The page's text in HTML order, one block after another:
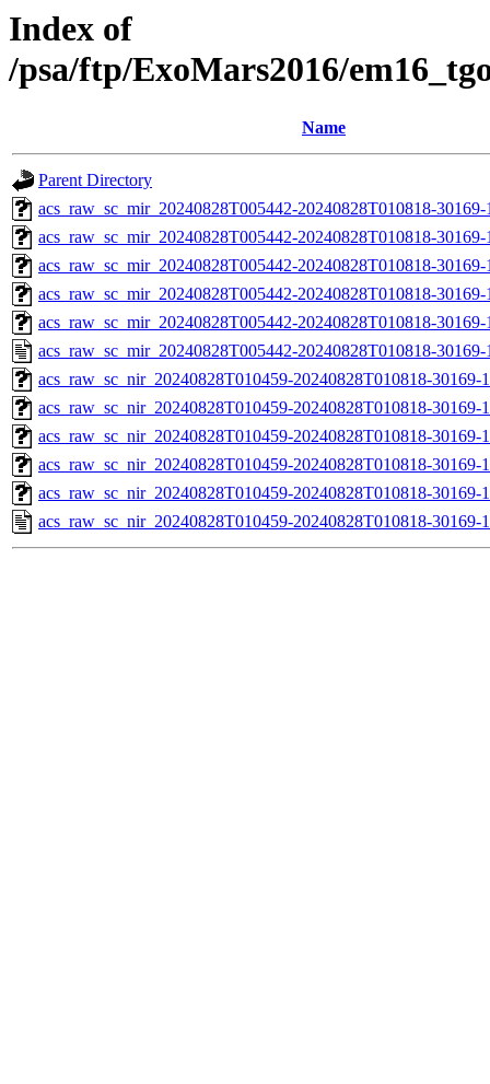
Index of
/psa/ftp/ExoMars2016/
Name
Parent Directory
acs_raw_sc_mir_20240828T005442-20240828T010818-
acs_raw_sc_mir_20240828T005442-20240828T010818-
acs_raw_sc_mir_20240828T005442-20240828T010818-
acs_raw_sc_mir_20240828T005442-20240828T010818-
acs_raw_sc_mir_20240828T005442-20240828T010818-
acs_raw_sc_mir_20240828T005442-20240828T010818-
acs_raw_sc_nir_20240828T010459-20240828T010818-
acs_raw_sc_nir_20240828T010459-20240828T010818-30169-
acs_raw_sc_nir_20240828T010459-20240828T010818-30169-
acs_raw_sc_nir_20240828T010459-20240828T010818-30169-
acs_raw_sc_nir_20240828T010459-20240828T010818-30169-
acs_raw_sc_nir_20240828T010459-20240828T010818-30169-